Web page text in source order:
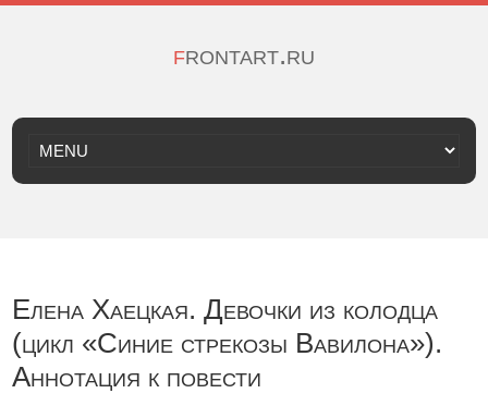
frontart.ru
Елена Хаецкая. Девочки из колодца
(цикл «Синие стрекозы Вавилона»).
Аннотация к повести